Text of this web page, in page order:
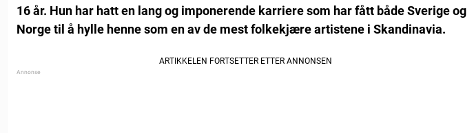
16 år. Hun har hatt en lang og imponerende karriere som har fått både Sverige og
Norge til å hylle henne som en av de mest folkekjære artistene i Skandinavia.